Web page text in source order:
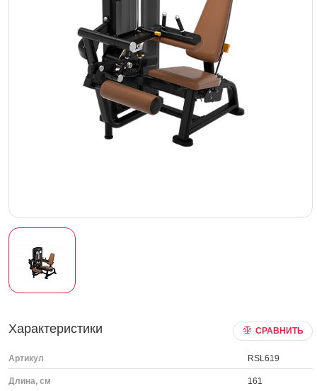
Характеристики СРАВНИТЬ
Артикул RSL619
Длина, см 161